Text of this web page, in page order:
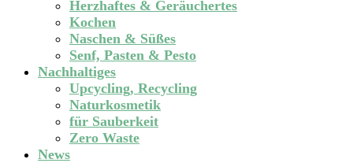
Herzhaftes & Geräuchertes
Kochen
Naschen & Süßes
Senf, Pasten & Pesto
Nachhaltiges
Upcycling, Recycling
Naturkosmetik
für Sauberkeit
Zero Waste
News